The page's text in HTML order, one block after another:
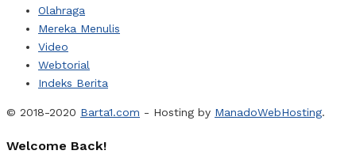
Olahraga
Mereka Menulis
Video
Webtorial
Indeks Berita
© 2018-2020 Barta1.com - Hosting by ManadoWebHosting.
Welcome Back!